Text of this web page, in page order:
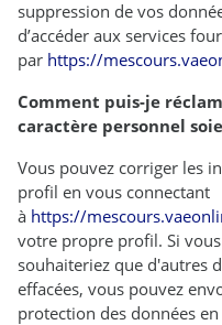
suppression de vos
d’accéder aux services
par https://
Comment puis-je
caractère personnel
Vous pouvez corriger les
profil en vous connectant
à https://
votre propre profil. Si
souhaiteriez que d'autres
effacées, vous pouvez
protection des données